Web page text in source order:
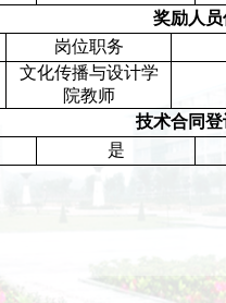
奖励人员
岗位职务
文化传播与设计学
院教师
技术合同登
是